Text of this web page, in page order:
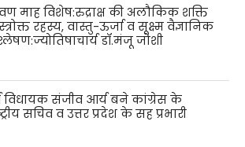
माह विशेष:रुद्राक्ष की अलौकिक शक्ति
रहस्य, वास्तु-ऊर्जा व सूक्ष्म वैज्ञानिक
डॉ.मंजू जोशी
विधायक संजीव आर्य बने कांग्रेस के
सचिव व उत्तर प्रदेश के सह प्रभारी